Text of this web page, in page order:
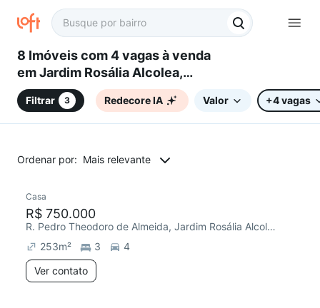
8 Imóveis com 4 vagas à venda
em Jardim Rosália Alcolea,
Sorocaba, SP
Filtrar 3 Redecore IA Valor +4 vagas
Ordenar por: Mais relevante
Casa
R$ 750.000
R. Pedro Theodoro de Almeida, Jardim Rosália Alcolea
253m² 3
4
Ver contato